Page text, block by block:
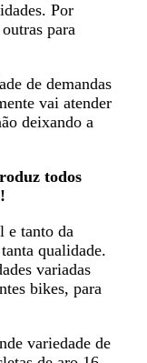
Por
para
de demandas
vai atender
deixando a
todos
e tanto da
qualidade.
variadas
bikes, para
variedade de